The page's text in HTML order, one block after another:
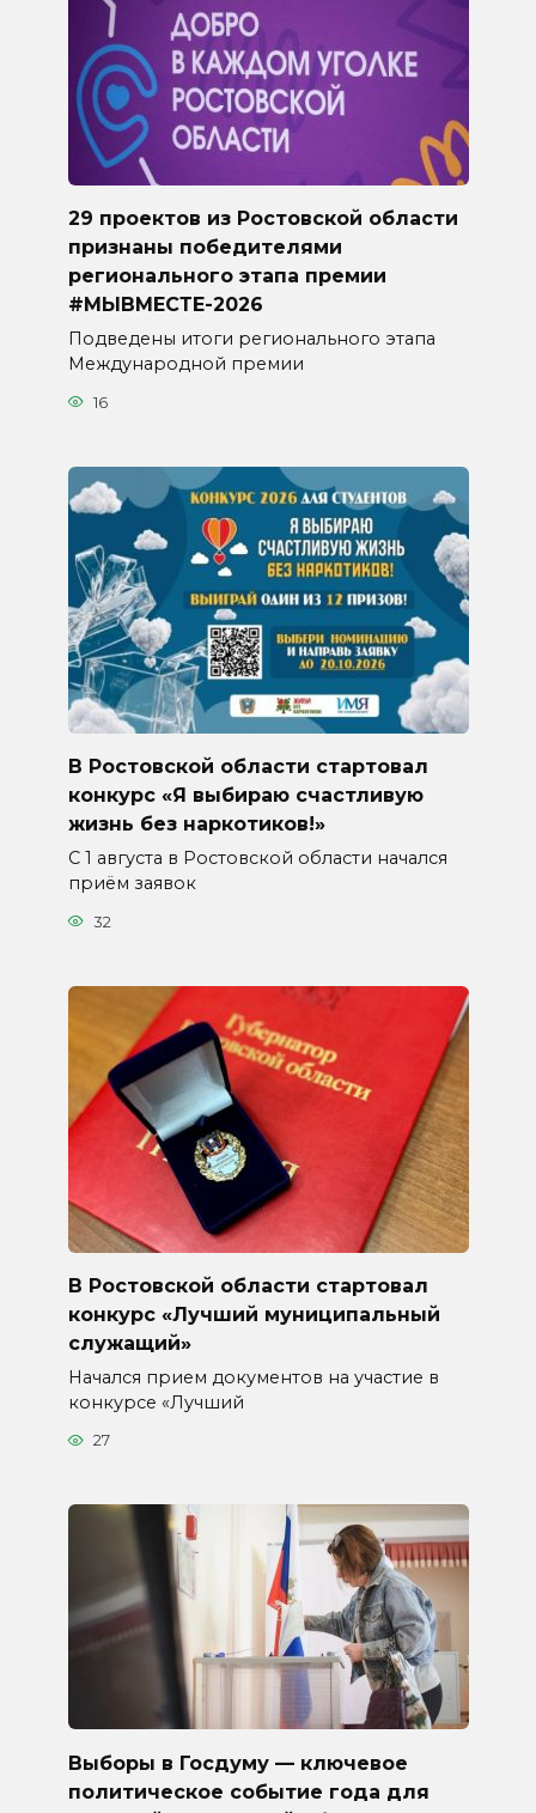
29 проектов из Ростовской области
признаны победителями
регионального этапа премии
#МЫВМЕСТЕ-2026
Подведены итоги регионального этапа
Международной премии
16
В Ростовской области стартовал
конкурс «Я выбираю счастливую
жизнь без наркотиков!»
С 1 августа в Ростовской области начался
приём заявок
32
В Ростовской области стартовал
конкурс «Лучший муниципальный
служащий»
Начался прием документов на участие в
конкурсе «Лучший
27
Выборы в Госдуму — ключевое
политическое событие года для